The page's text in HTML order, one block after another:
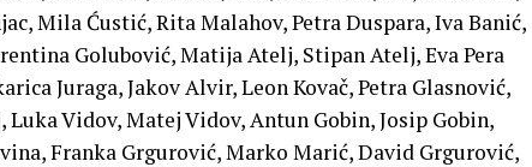
Mila Ćustić, Rita Malahov, Petra Duspara, Iva Banić,
Golubović, Matija Atelj, Stipan Atelj, Eva Pera
Juraga, Jakov Alvir, Leon Kovač, Petra Glasnović,
Vidov, Matej Vidov, Antun Gobin, Josip Gobin,
Franka Grgurović, Marko Marić, David Grgurović,